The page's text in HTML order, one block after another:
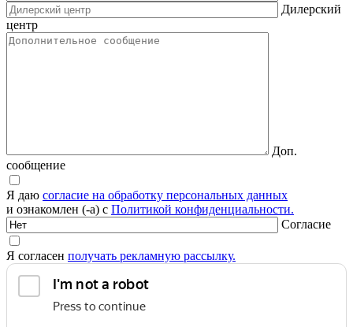
Дилерский
центр
Доп.
сообщение
Я даю согласие на обработку персональных данных
и ознакомлен (-а) с Политикой конфиденциальности.
Согласие
Я согласен получать рекламную рассылку.